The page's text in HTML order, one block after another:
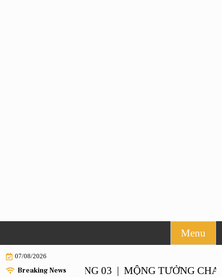
to
content
Menu
07/08/2026
Breaking News
– CHƯƠNG 03 | MỘNG TƯỞNG CHANH